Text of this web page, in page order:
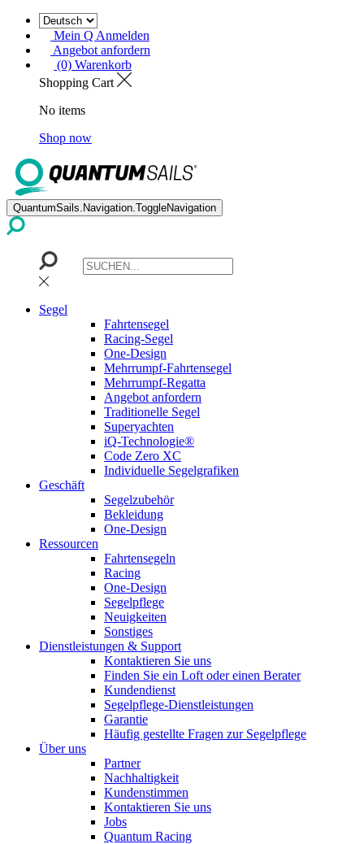
Mein Q Anmelden
Angebot anfordern
(0) Warenkorb
Shopping Cart
No items
Shop now
QuantumSails.Navigation.ToggleNavigation
Segel
Fahrtensegel
Racing-Segel
One-Design
Mehrrumpf-Fahrtensegel
Mehrrumpf-Regatta
Angebot anfordern
Traditionelle Segel
Superyachten
iQ-Technologie®
Code Zero XC
Individuelle Segelgrafiken
Geschäft
Segelzubehör
Bekleidung
One-Design
Ressourcen
Fahrtensegeln
Racing
One-Design
Segelpflege
Neuigkeiten
Sonstiges
Dienstleistungen & Support
Kontaktieren Sie uns
Finden Sie ein Loft oder einen Berater
Kundendienst
Segelpflege-Dienstleistungen
Garantie
Häufig gestellte Fragen zur Segelpflege
Über uns
Partner
Nachhaltigkeit
Kundenstimmen
Kontaktieren Sie uns
Jobs
Quantum Racing